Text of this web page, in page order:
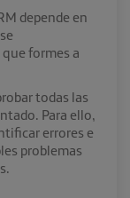
depende en
formes a
todas las
Para ello,
errores e
problemas